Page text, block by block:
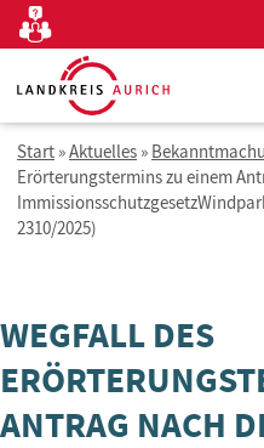
Zum
Inhalt
springen
Kontakt
Start »Aktuelles »
Erörterungstermins zu einem
2310/2025)
WEGFALL DES
ANTRAG NACH